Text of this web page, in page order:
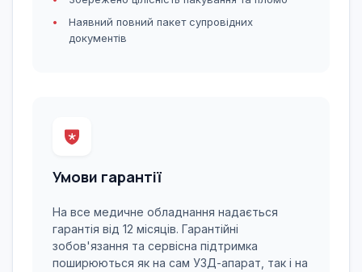
Наявний повний пакет супровідних
документів
Умови гарантії
На все медичне обладнання надається
гарантія від 12 місяців. Гарантійні
зобов'язання та сервісна підтримка
поширюються як на сам УЗД-апарат, так і на